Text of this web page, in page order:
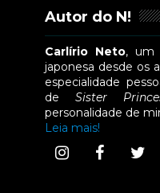
Autor do N!
Carlírio Neto, um
japonesa desde os
especialidade
deSister
personalidade de
Leia mais!